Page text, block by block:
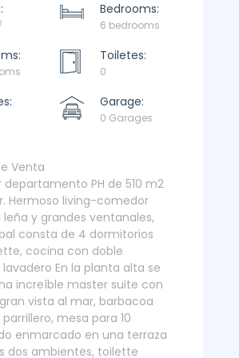
Bedrooms:
6 bedrooms
Toiletes:
0
Garage:
0 Garages
Venta
departamento PH de 510 m2
Hermoso living-comedor
y grandes ventanales,
consta de 4 dormitorios
cocina con doble
En la planta alta se
increíble master suite con
vista al mar, barbacoa
mesa para 10
enmarcado en una terraza
dos ambientes, toilette